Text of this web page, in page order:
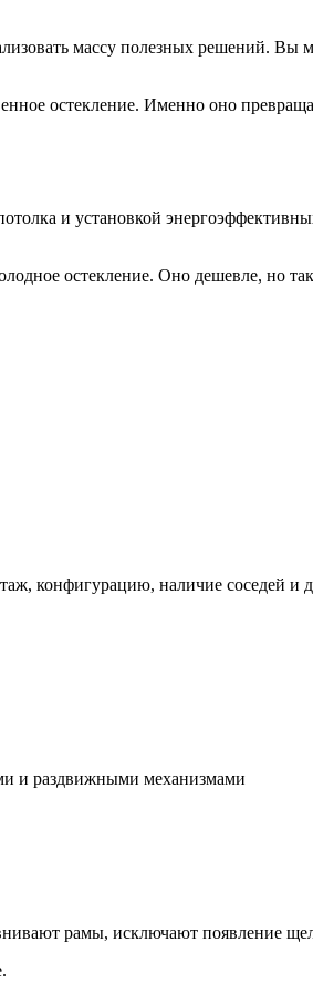
массу полезных решений. Вы
остекление. Именно оно
и установкой
остекление. Оно дешевле, но
конфигурацию, наличие соседей и
и раздвижными механизмами
рамы, исключают появление